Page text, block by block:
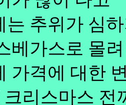
는 추위가 심
베가스로 몰
가격에 대한
크리스마스